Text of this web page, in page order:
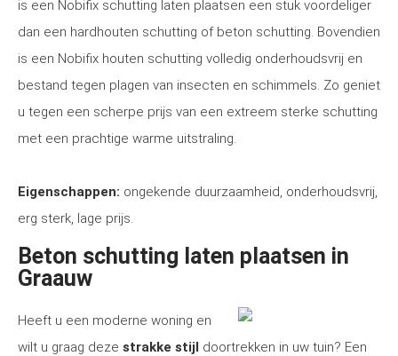
is een Nobifix schutting laten plaatsen een stuk voordeliger
dan een hardhouten schutting of beton schutting. Bovendien
is een Nobifix houten schutting volledig onderhoudsvrij en
bestand tegen plagen van insecten en schimmels. Zo geniet
u tegen een scherpe prijs van een extreem sterke schutting
met een prachtige warme uitstraling.
Eigenschappen: ongekende duurzaamheid, onderhoudsvrij,
erg sterk, lage prijs.
Beton schutting laten plaatsen in
Graauw
Heeft u een moderne woning en
wilt u graag deze strakke stijl doortrekken in uw tuin? Een